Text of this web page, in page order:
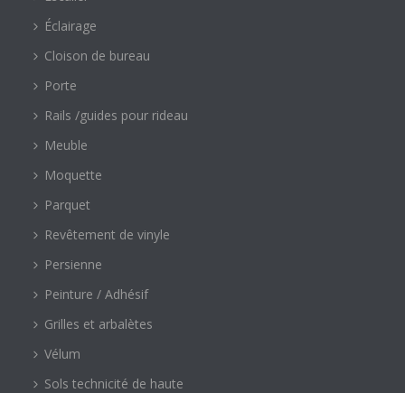
Éclairage
Cloison de bureau
Porte
Rails /guides pour rideau
Meuble
Moquette
Parquet
Revêtement de vinyle
Persienne
Peinture / Adhésif
Grilles et arbalètes
Vélum
Sols technicité de haute